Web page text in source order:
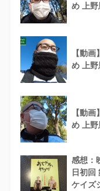
め 上野
【動
め 上
【動
め 上
感想：
日初回
ケイズ